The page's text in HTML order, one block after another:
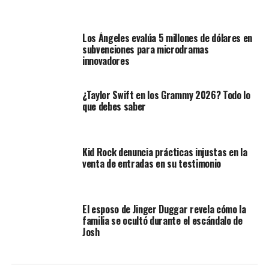
Los Ángeles evalúa 5 millones de dólares en
subvenciones para microdramas
innovadores
¿Taylor Swift en los Grammy 2026? Todo lo
que debes saber
Kid Rock denuncia prácticas injustas en la
venta de entradas en su testimonio
El esposo de Jinger Duggar revela cómo la
familia se ocultó durante el escándalo de
Josh